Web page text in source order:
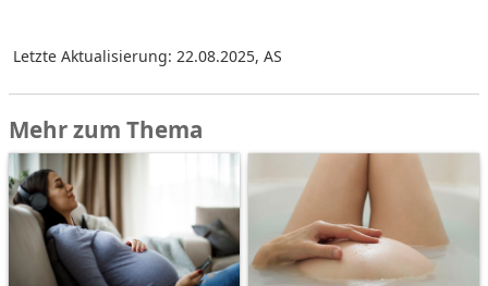
Letzte Aktualisierung: 22.08.2025, AS
Mehr zum Thema